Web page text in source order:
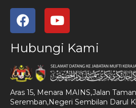
Hubungi Kami
Aras 15, Menara MAINS,Jalan
Seremban,Negeri Sembilan Darul